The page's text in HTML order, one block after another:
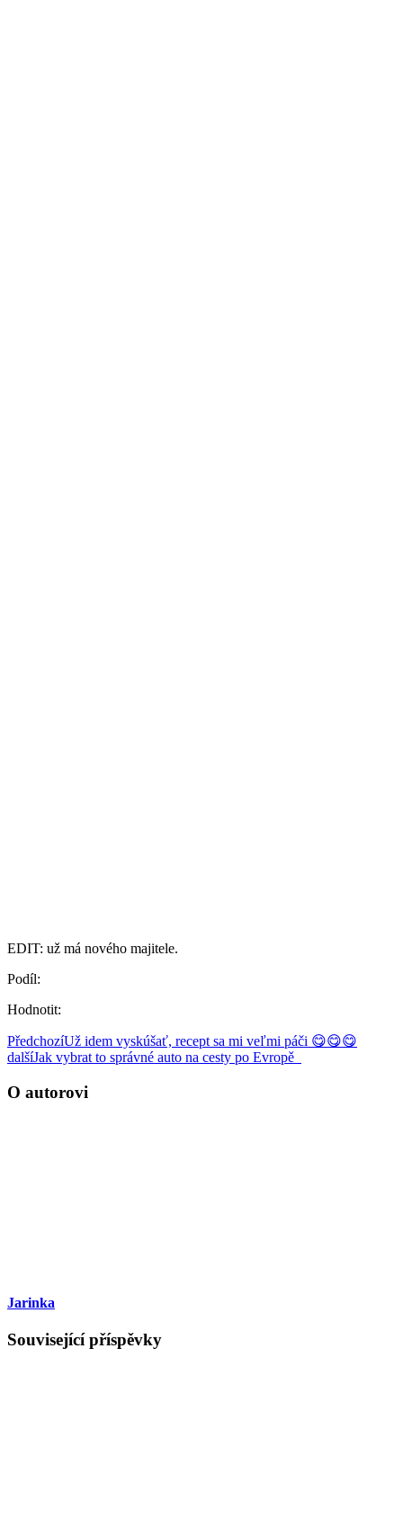
EDIT: už má nového majitele.
Podíl:
Hodnotit:
PředchozíUž idem vyskúšať, recept sa mi veľmi páči 😋😋😋
dalšíJak vybrat to správné auto na cesty po Evropě
O autorovi
Jarinka
Související příspěvky